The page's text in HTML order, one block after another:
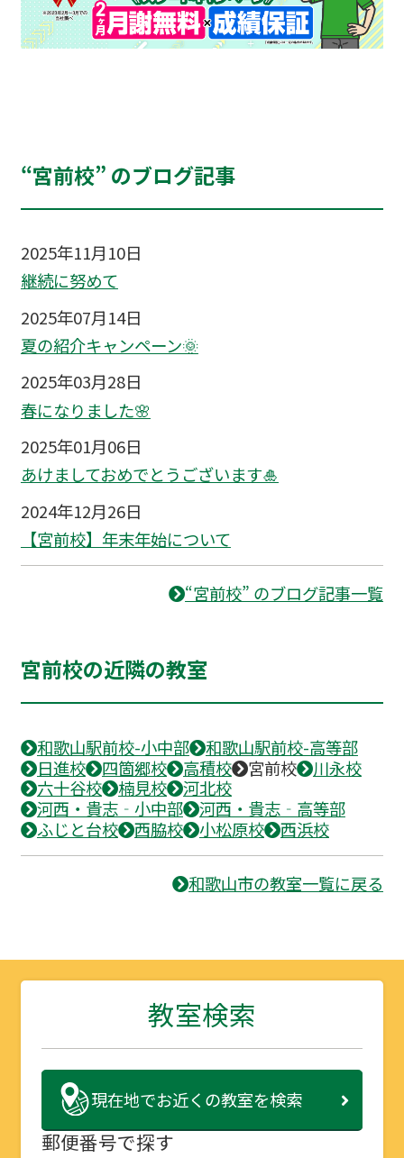
“宮前校” のブログ記事
2025年11月10日
継続に努めて
2025年07月14日
夏の紹介キャンペーン🌞
2025年03月28日
春になりました🌸
2025年01月06日
あけましておめでとうございます🎍
2024年12月26日
【宮前校】年末年始について
“宮前校” のブログ記事一覧
宮前校の近隣の教室
和歌山駅前校-小中部
和歌山駅前校-高等部
日進校
四箇郷校 高積校 宮前校
川永校
六十谷校
楠見校
河北校
河西・貴志‐小中部
河西・貴志‐高等部
ふじと台校
西脇校 小松原校 西浜校
和歌山市の教室一覧に戻る
教室検索
現在地でお近くの教室を検索
郵便番号で探す